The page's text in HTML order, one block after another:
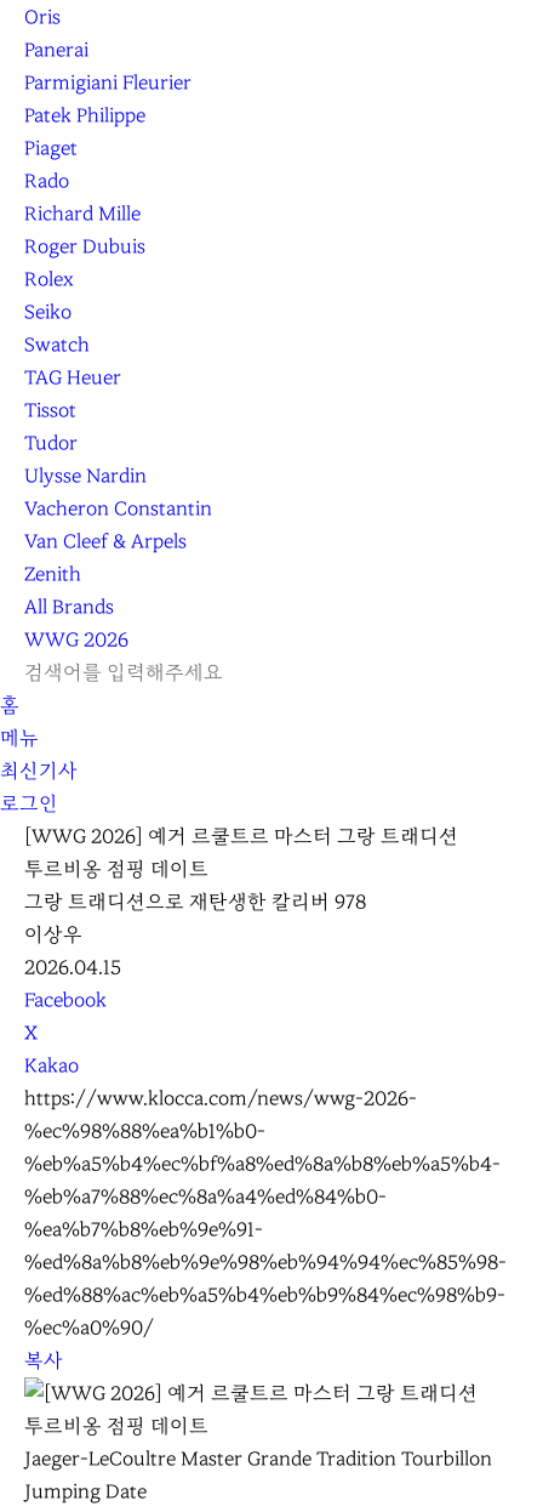
Oris
Panerai
Parmigiani Fleurier
Patek Philippe
Piaget
Rado
Richard Mille
Roger Dubuis
Rolex
Seiko
Swatch
TAG Heuer
Tissot
Tudor
Ulysse Nardin
Vacheron Constantin
Van Cleef & Arpels
Zenith
All Brands
WWG2026
L
G
I
N
S
A
R
C
H
닫
l
e
a
r
검
색
하
기
홈
메뉴
최신기사
로그인
[WWG 2026] 예거 르쿨트르 마스터 그랑 트래디션
투르비옹 점핑 데이트
그랑 트래디션으로 재탄생한 칼리버 978
이상우
2026.04.15
S
N
S
S
h
a
r
e
Facebook
X
Kakao
https://www.klocca.com/news/wwg-2026-
%ec%98%88%ea%b1%b0-
%eb%a5%b4%ec%bf%a8%ed%8a%b8%eb%a5%b4-
%eb%a7%88%ec%8a%a4%ed%84%b0-
%ea%b7%b8%eb%9e%91-
%ed%8a%b8%eb%9e%98%eb%94%94%ec%85%98-
%ed%88%ac%eb%a5%b4%eb%b9%84%ec%98%b9-
%ec%a0%90/
복사
Jaeger-LeCoultre Master Grande Tradition Tourbillon
Jumping Date